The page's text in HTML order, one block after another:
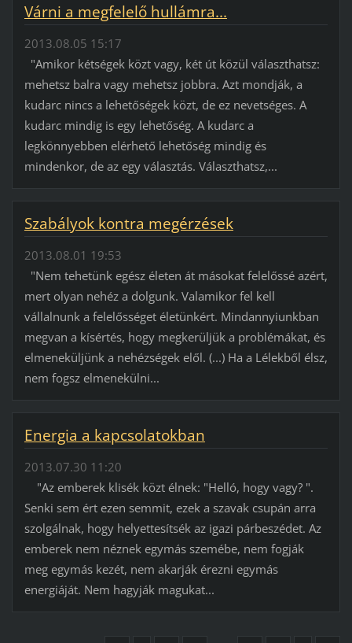
Várni a megfelelő hullámra...
2013.08.05 15:17
"Amikor kétségek közt vagy, két út közül választhatsz:
mehetsz balra vagy mehetsz jobbra. Azt mondják, a
kudarc nincs a lehetőségek közt, de ez nevetséges. A
kudarc mindig is egy lehetőség. A kudarc a
legkönnyebben elérhető lehetőség mindig és
mindenkor, de az egy választás. Választhatsz,...
Szabályok kontra megérzések
2013.08.01 19:53
"Nem tehetünk egész életen át másokat felelőssé azért,
mert olyan nehéz a dolgunk. Valamikor fel kell
vállalnunk a felelősséget életünkért. Mindannyiunkban
megvan a kísértés, hogy megkerüljük a problémákat, és
elmeneküljünk a nehézségek elől. (...) Ha a Lélekből élsz,
nem fogsz elmenekülni...
Energia a kapcsolatokban
2013.07.30 11:20
"Az emberek klisék közt élnek: "Helló, hogy vagy? ".
Senki sem ért ezen semmit, ezek a szavak csupán arra
szolgálnak, hogy helyettesítsék az igazi párbeszédet. Az
emberek nem néznek egymás szemébe, nem fogják
meg egymás kezét, nem akarják érezni egymás
energiáját. Nem hagyják magukat...